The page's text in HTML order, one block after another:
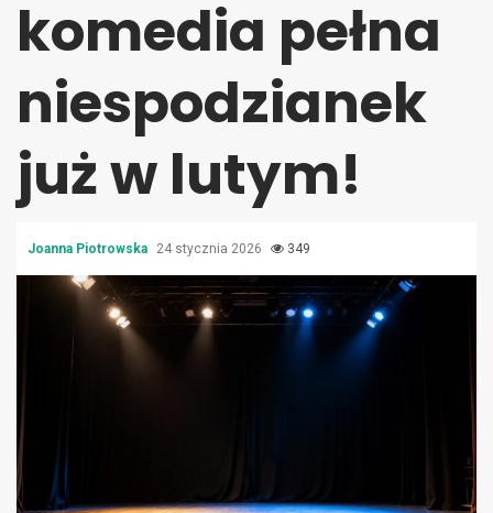
komedia pełna
niespodzianek
już w lutym!
Joanna Piotrowska 24 stycznia 2026 349